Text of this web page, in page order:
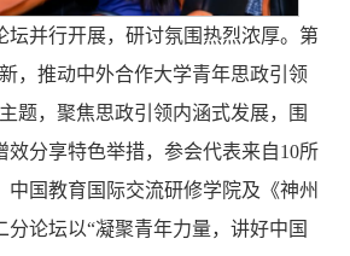
坛并行开展，研讨氛围热烈浓厚。第
，推动中外合作大学青年思政引领
题，聚焦思政引领内涵式发展，围
效分享特色举措，参会代表来自10所
中国教育国际交流研修学院及《神州
分论坛以“凝聚青年力量，讲好中国